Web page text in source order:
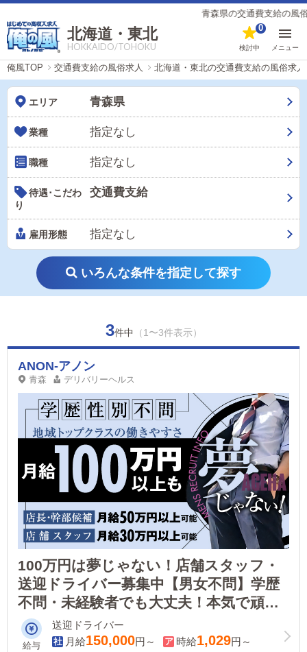
青森県の交通費支給の風俗男
北海道・東北
HOKKAIDO/TOHOKU 検討中
0
メニュー
俺風TOP 交通費支給の風俗求人 北海道・東北の交通費支給の風俗求人
エリア 青森県
業種 指定なし
職種 指定なし
待遇･こだわ
り
交通費支給
雇用形態 指定なし
いろんな条件を指定して探す
3件中 （1〜3件表示）
ANON-アノン
青森 デリバリーヘルス
100万円は夢じゃない！店舗スタッフ・
送迎ドライバー募集中【男女不問】学歴
不問・未経験者でも大丈夫！本気で頑張
ればしっかり稼げる業界です！今が転職
のチャンス！！
給与
送迎ドライバー
月給150,000円～ 時給1,029円～